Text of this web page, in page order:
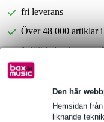
Den här
Hemsidan
liknande
fri leverans
Över 48 000 artiklar
1 250 ledande
högtalartyp: fullrange-